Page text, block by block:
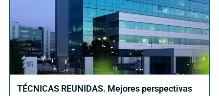
TÉCNICAS REUNIDAS. Mejores perspectivas